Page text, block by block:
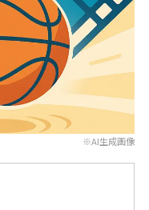
※AI生成画像